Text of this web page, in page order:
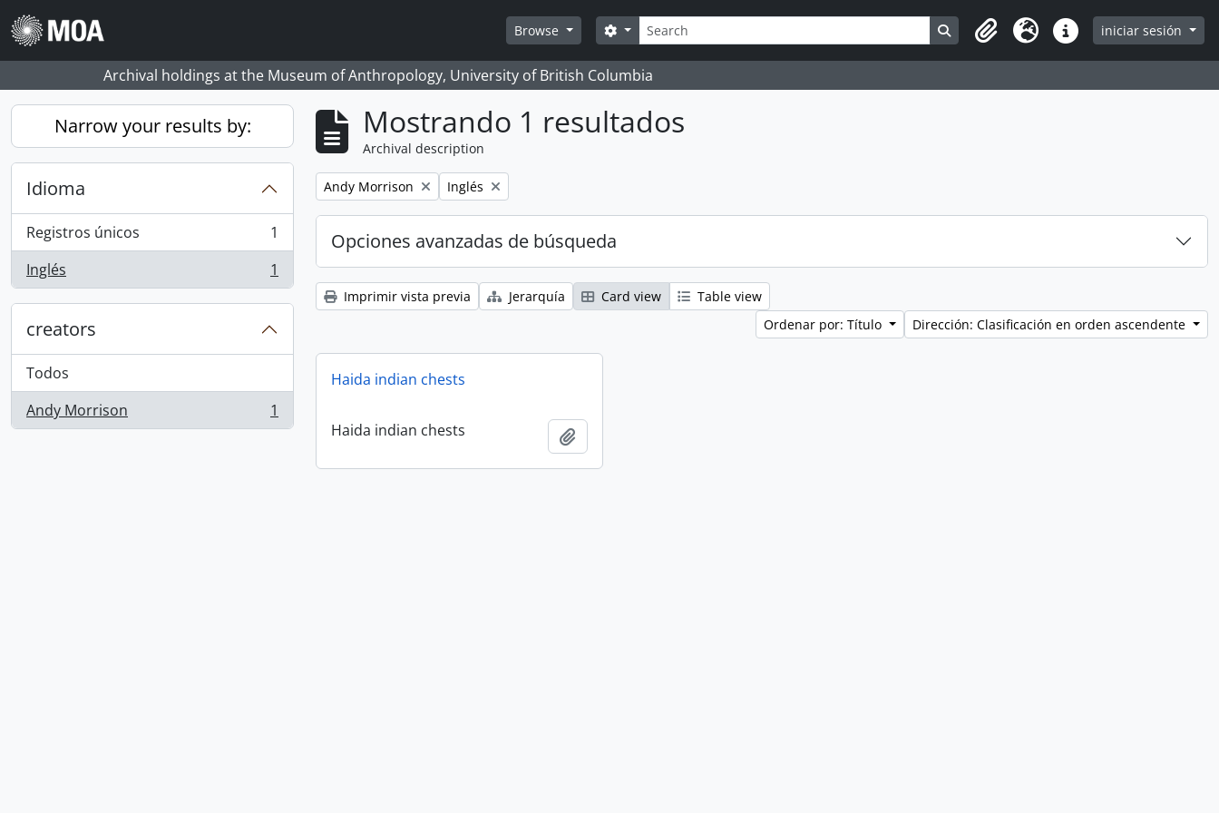
Skip to main content
Browse
Búsqueda
Search options Search in browse page
Clipboard
Idioma Enlaces rápidos
iniciar sesión
Archival holdings at the Museum of Anthropology, University of British Columbia
Narrow your results by:
Idioma
Registros únicos
, 1 resultados
1
Inglés
, 1 resultados 1
creators
Todos
Andy Morrison
, 1 resultados 1
Mostrando 1 resultados
Archival description
Remove filter:
Andy Morrison Remove filter:
Inglés
Opciones avanzadas de búsqueda
Imprimir vista previa Jerarquía Card view
Table view
Ordenar por: Título
Dirección: Clasificación en orden ascendente
Haida indian chests
Haida indian chests